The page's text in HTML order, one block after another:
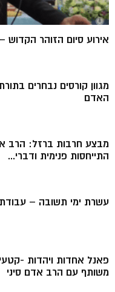
אירוע סיום הזוהר
מגוון קורסים נבחרים
האדם
מבצע חרבות ברזל: הרב
התייחסות פנימית ודברי...
עשרת ימי תשובה – עבודת
פאנל אחדות ויהדות -
משותף עם הרב אדם סיני